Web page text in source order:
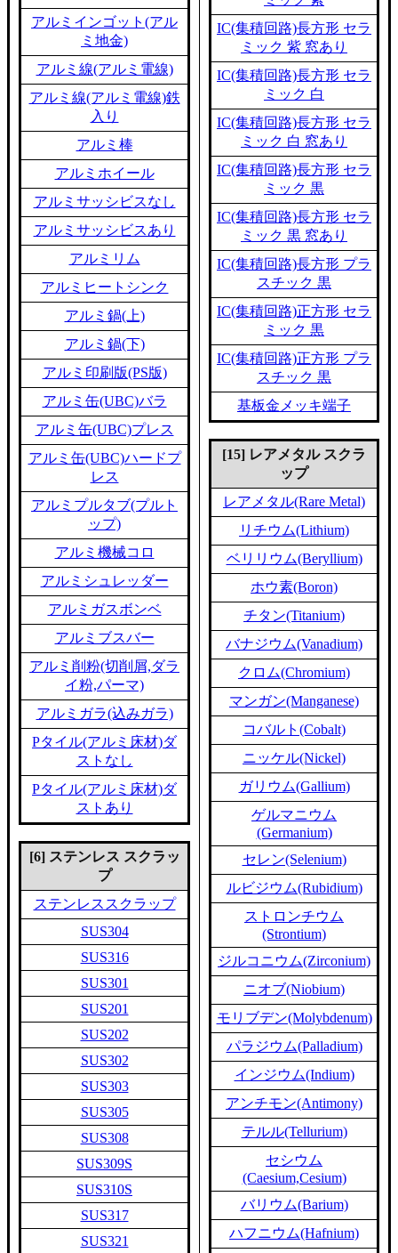
アルミインゴット(アル
ミ地金)
アルミ線(アルミ電線)
アルミ線(アルミ電線)鉄
入り
アルミ棒
アルミホイール
アルミサッシビスなし
アルミサッシビスあり
アルミリム
アルミヒートシンク
アルミ鍋(上)
アルミ鍋(下)
アルミ印刷版(PS版)
アルミ缶(UBC)バラ
アルミ缶(UBC)プレス
アルミ缶(UBC)ハードプ
レス
アルミプルタブ(プルト
ップ)
アルミ機械コロ
アルミシュレッダー
アルミガスボンベ
アルミブスバー
アルミ削粉(切削屑,ダラ
イ粉,パーマ)
アルミガラ(込みガラ)
Pタイル(アルミ床材)ダ
ストなし
Pタイル(アルミ床材)ダ
ストあり
[6] ステンレス スクラッ
プ
ステンレススクラップ
SUS304
SUS316
SUS301
SUS201
SUS202
SUS302
SUS303
SUS305
SUS308
SUS309S
SUS310S
SUS317
SUS321
IC(集積回路)長方形 セラ
ミック 紫 窓あり
IC(集積回路)長方形 セラ
ミック 白
IC(集積回路)長方形 セラ
ミック 白 窓あり
IC(集積回路)長方形 セラ
ミック 黒
IC(集積回路)長方形 セラ
ミック 黒 窓あり
IC(集積回路)長方形 プラ
スチック 黒
IC(集積回路)正方形 セラ
ミック 黒
IC(集積回路)正方形 プラ
スチック 黒
基板金メッキ端子
[15] レアメタル スクラ
ップ
レアメタル(Rare Metal)
リチウム(Lithium)
ベリリウム(Beryllium)
ホウ素(Boron)
チタン(Titanium)
バナジウム(Vanadium)
クロム(Chromium)
マンガン(Manganese)
コバルト(Cobalt)
ニッケル(Nickel)
ガリウム(Gallium)
ゲルマニウム
(Germanium)
セレン(Selenium)
ルビジウム(Rubidium)
ストロンチウム
(Strontium)
ジルコニウム(Zirconium)
ニオブ(Niobium)
モリブデン(Molybdenum)
パラジウム(Palladium)
インジウム(Indium)
アンチモン(Antimony)
テルル(Tellurium)
セシウム
(Caesium,Cesium)
バリウム(Barium)
ハフニウム(Hafnium)